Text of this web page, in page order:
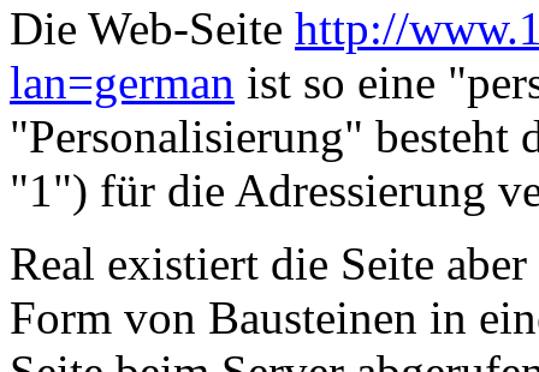
Die Web-Seite http://
lan=german ist so eine
"Personalisierung" besteht
"1") für die Adressierung
Real existiert die Seite
Form von Bausteinen in